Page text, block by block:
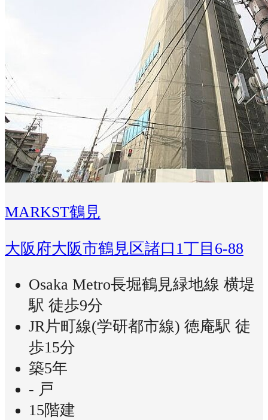
MARKST鶴見
大阪府大阪市鶴見区諸口1丁目6-88
Osaka Metro長堀鶴見緑地線 横堤
駅 徒歩9分
JR片町線(学研都市線) 徳庵駅 徒
歩15分
築5年
- 戸
15階建